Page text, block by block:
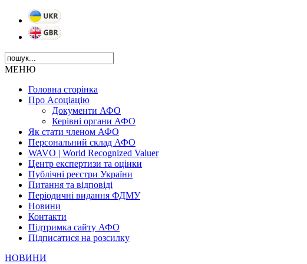
МЕНЮ
Головна сторінка
Про Асоціацію
Документи АФО
Керівні органи АФО
Як стати членом АФО
Персональний склад АФО
WAVO | World Recognized Valuer
Центр експертизи та оцінки
Публічні реєстри України
Питання та відповіді
Періодичні видання ФДМУ
Новини
Контакти
Підтримка сайту АФО
Підписатися на розсилку
НОВИНИ